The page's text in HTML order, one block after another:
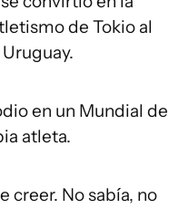
de Tokio al
en un Mundial de
atleta.
creer. No sabía, no